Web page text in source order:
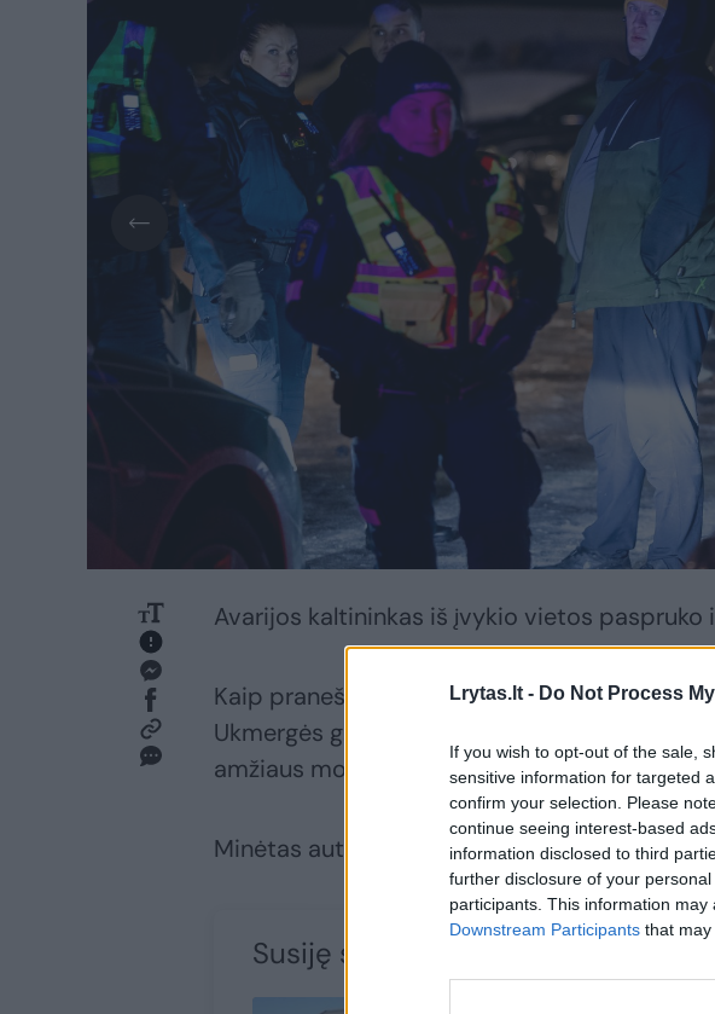
Lrytas.lt - Do Not Process
If you wish to opt-out of the sale,
sensitive information for targeted
confirm your selection. Please
continue seeing interest-based
information disclosed to third
further disclosure of your
participants. This information
Downstream Participants that may
Avarijos kaltininkas iš įvykio vietos paspruko
Kaip pranešė Policijos departamentas,
Ukmergės g., automobilis „VW Multivan“
amžiaus moterį (gimusi 1948 m.).
Minėtas automobilis iš įvykio vietos
Susiję straipsniai